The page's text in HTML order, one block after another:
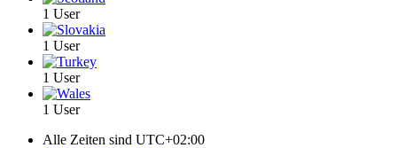
1 User
1 User
1 User
1 User
Alle Zeiten sind UTC+02:00